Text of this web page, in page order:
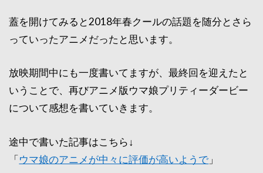
蓋を開けてみると2018年春クールの話題を随分とさら
っていったアニメだったと思います。
放映期間中にも一度書いてますが、最終回を迎えたと
いうことで、再びアニメ版ウマ娘プリティーダービー
について感想を書いていきます。
途中で書いた記事はこちら↓
「ウマ娘のアニメが中々に評価が高いようで 」